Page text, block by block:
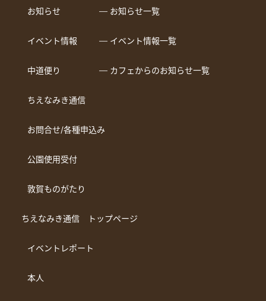
お知らせ ― お知らせ一覧
イベント情報 ― イベント情報一覧
中道便り ― カフェからのお知らせ一覧
ちえなみき通信
お問合せ/各種申込み
公園使用受付
敦賀ものがたり
ちえなみき通信 トップページ
イベントレポート
本人